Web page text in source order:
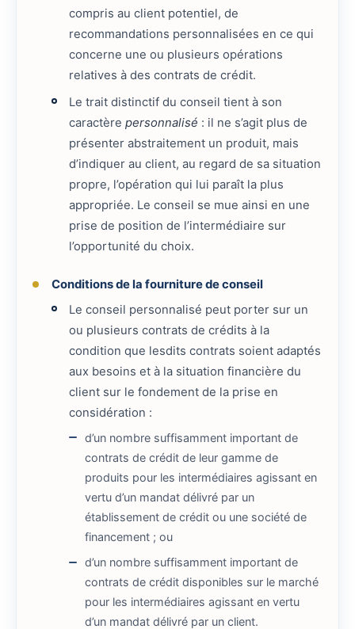
compris au client potentiel, de
recommandations personnalisées en ce qui
concerne une ou plusieurs opérations
relatives à des contrats de crédit.
Le trait distinctif du conseil tient à son
caractèrepersonnalisé : il ne s’agit plus de
présenter abstraitement un produit, mais
d’indiquer au client, au regard de sa situation
propre, l’opération qui lui paraît la plus
appropriée. Le conseil se mue ainsi en une
prise de position de l’intermédiaire sur
l’opportunité du choix.
Conditions de la fourniture de conseil
Le conseil personnalisé peut porter sur un
ou plusieurs contrats de crédits à la
condition que lesdits contrats soient adaptés
aux besoins et à la situation financière du
client sur le fondement de la prise en
considération :
d’un nombre suffisamment important de
contrats de crédit de leur gamme de
produits pour les intermédiaires agissant en
vertu d’un mandat délivré par un
établissement de crédit ou une société de
financement ; ou
d’un nombre suffisamment important de
contrats de crédit disponibles sur le marché
pour les intermédiaires agissant en vertu
d’un mandat délivré par un client.